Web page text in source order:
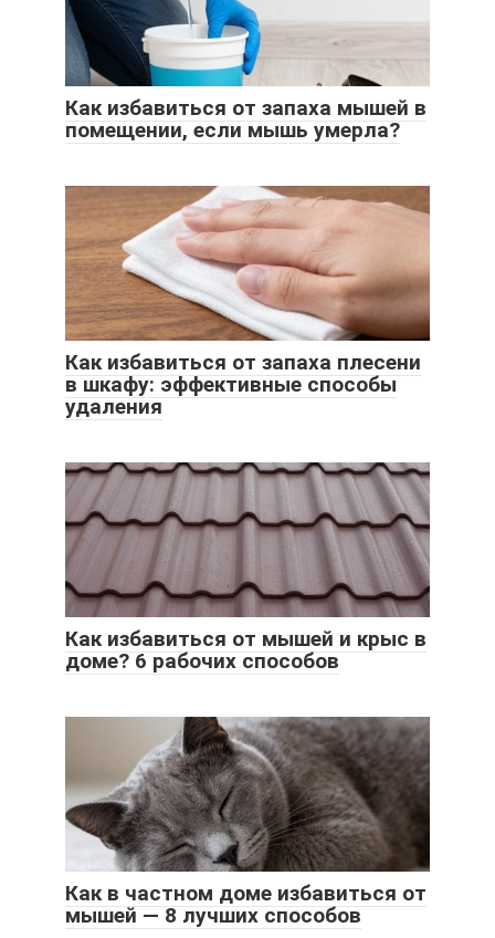
Как избавиться от запаха мышей в
помещении, если мышь умерла?
Как избавиться от запаха плесени
в шкафу: эффективные способы
удаления
Как избавиться от мышей и крыс в
доме? 6 рабочих способов
Как в частном доме избавиться от
мышей — 8 лучших способов